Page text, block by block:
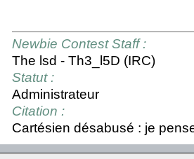
Newbie Contest Staff :
The lsd - Th3_l5D (IRC)
Statut :
Administrateur
Citation :
Cartésien désabusé : je